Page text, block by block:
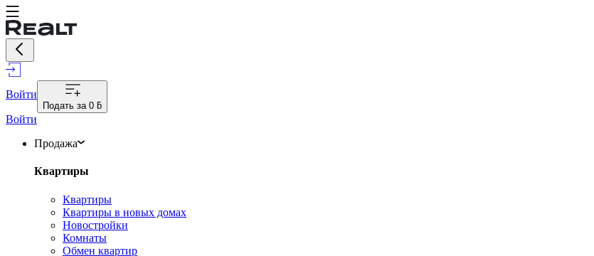
Войти
Подать за 0 ƃ
Войти
Продажа
Квартиры
Квартиры
Квартиры в новых домах
Новостройки
Комнаты
Обмен квартир